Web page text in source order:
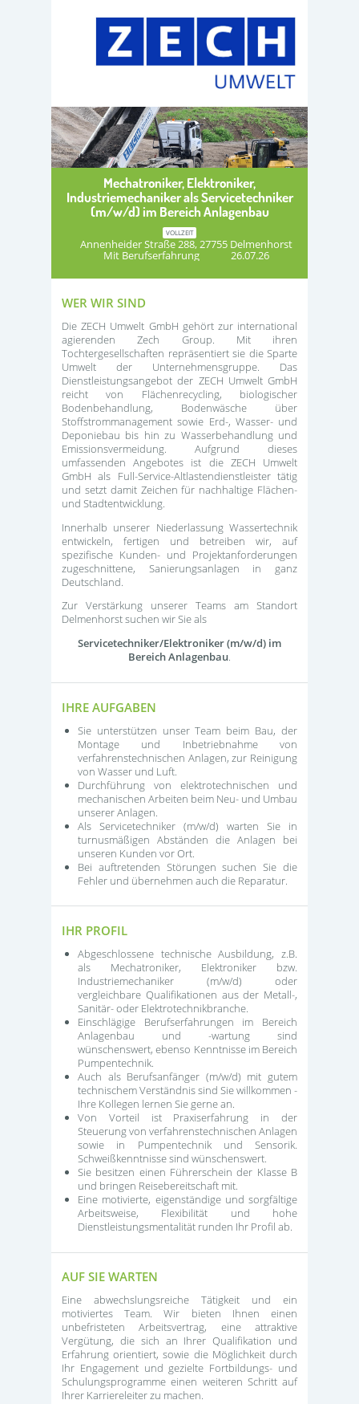
Mechatroniker, Elektroniker,
Industriemechaniker als Servicetechniker
(m/w/d) im Bereich Anlagenbau
VOLLZEIT
Annenheider Straße 288, 27755 Delmenhorst
Mit Berufserfahrung 26.07.26
WER WIR SIND
Die ZECH Umwelt GmbH gehört zur international
agierenden Zech Group. Mit ihren
Tochtergesellschaften repräsentiert sie die Sparte
Umwelt der Unternehmensgruppe. Das
Dienstleistungsangebot der ZECH Umwelt GmbH
reicht von Flächenrecycling, biologischer
Bodenbehandlung, Bodenwäsche über
Stoffstrommanagement sowie Erd-, Wasser- und
Deponiebau bis hin zu Wasserbehandlung und
Emissionsvermeidung. Aufgrund dieses
umfassenden Angebotes ist die ZECH Umwelt
GmbH als Full-Service-Altlastendienstleister tätig
und setzt damit Zeichen für nachhaltige Flächen-
und Stadtentwicklung.
Innerhalb unserer Niederlassung Wassertechnik
entwickeln, fertigen und betreiben wir, auf
spezifische Kunden- und Projektanforderungen
zugeschnittene, Sanierungsanlagen in ganz
Deutschland.
Zur Verstärkung unserer Teams am Standort
Delmenhorst suchen wir Sie als
Servicetechniker/Elektroniker (m/w/d) im
Bereich Anlagenbau.
IHRE AUFGABEN
Sie unterstützen unser Team beim Bau, der
Montage und Inbetriebnahme von
verfahrenstechnischen Anlagen, zur Reinigung
von Wasser und Luft.
Durchführung von elektrotechnischen und
mechanischen Arbeiten beim Neu- und Umbau
unserer Anlagen.
Als Servicetechniker (m/w/d) warten Sie in
turnusmäßigen Abständen die Anlagen bei
unseren Kunden vor Ort.
Bei auftretenden Störungen suchen Sie die
Fehler und übernehmen auch die Reparatur.
IHR PROFIL
Abgeschlossene technische Ausbildung, z.B.
als Mechatroniker, Elektroniker bzw.
Industriemechaniker (m/w/d) oder
vergleichbare Qualifikationen aus der Metall-,
Sanitär- oder Elektrotechnikbranche.
Einschlägige Berufserfahrungen im Bereich
Anlagenbau und -wartung sind
wünschenswert, ebenso Kenntnisse im Bereich
Pumpentechnik.
Auch als Berufsanfänger (m/w/d) mit gutem
technischem Verständnis sind Sie willkommen -
Ihre Kollegen lernen Sie gerne an.
Von Vorteil ist Praxiserfahrung in der
Steuerung von verfahrenstechnischen Anlagen
sowie in Pumpentechnik und Sensorik.
Schweißkenntnisse sind wünschenswert.
Sie besitzen einen Führerschein der Klasse B
und bringen Reisebereitschaft mit.
Eine motivierte, eigenständige und sorgfältige
Arbeitsweise, Flexibilität und hohe
Dienstleistungsmentalität runden Ihr Profil ab.
AUF SIE WARTEN
Eine abwechslungsreiche Tätigkeit und ein
motiviertes Team. Wir bieten Ihnen einen
unbefristeten Arbeitsvertrag, eine attraktive
Vergütung, die sich an Ihrer Qualifikation und
Erfahrung orientiert, sowie die Möglichkeit durch
Ihr Engagement und gezielte Fortbildungs- und
Schulungsprogramme einen weiteren Schritt auf
Ihrer Karriereleiter zu machen.